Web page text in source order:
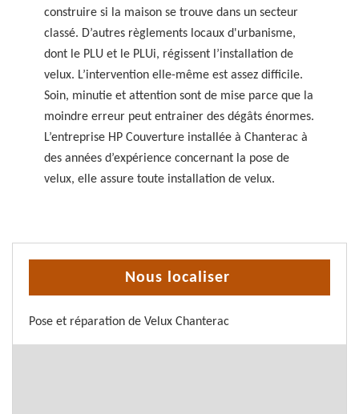
construire si la maison se trouve dans un secteur
classé. D’autres règlements locaux d'urbanisme,
dont le PLU et le PLUi, régissent l’installation de
velux. L’intervention elle-même est assez difficile.
Soin, minutie et attention sont de mise parce que la
moindre erreur peut entrainer des dégâts énormes.
L’entreprise HP Couverture installée à Chanterac à
des années d’expérience concernant la pose de
velux, elle assure toute installation de velux.
Nous localiser
Pose et réparation de Velux Chanterac